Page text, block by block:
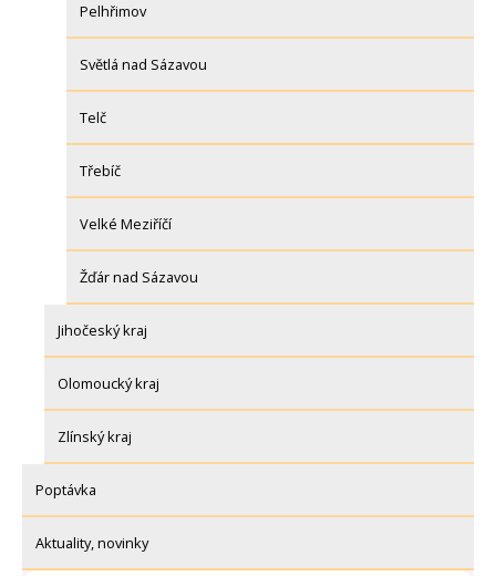
Pelhřimov
Světlá nad Sázavou
Telč
Třebíč
Velké Meziříčí
Žďár nad Sázavou
Jihočeský kraj
Olomoucký kraj
Zlínský kraj
Poptávka
Aktuality, novinky